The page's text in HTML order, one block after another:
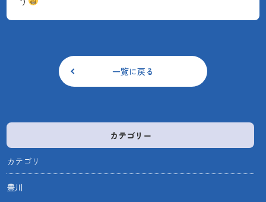
一覧に戻る
カテゴリー
カテゴリ
豊川